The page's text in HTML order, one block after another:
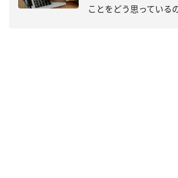
ことをどう思っている